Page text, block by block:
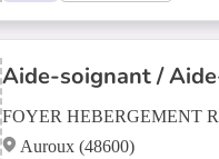
Aide-soignant /
FOYER HEBERGEMENT
Auroux (48600)